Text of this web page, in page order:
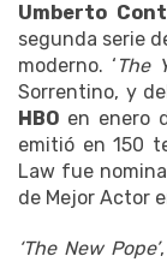
Umberto
segunda serie
moderno. ‘ The
Sorrentino, y
HBO en enero
emitió en 150
Law fue
de Mejor Actor
‘The New Pope’